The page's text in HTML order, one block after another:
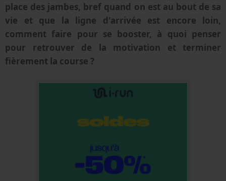
place des jambes, bref quand on est au bout de sa
vie et que la ligne d'arrivée est encore loin,
comment faire pour se booster, à quoi penser
pour retrouver de la motivation et terminer
fièrement la course ?